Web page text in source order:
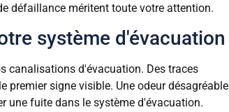
défaillance méritent toute votre attention.
système d'évacuation
canalisations d'évacuation. Des traces
signe visible. Une odeur désagréable
une fuite dans le système d'évacuation.